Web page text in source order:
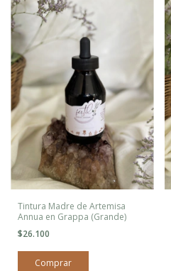
Tintura Madre de Artemisa
Annua en Grappa (Grande)
$26.100